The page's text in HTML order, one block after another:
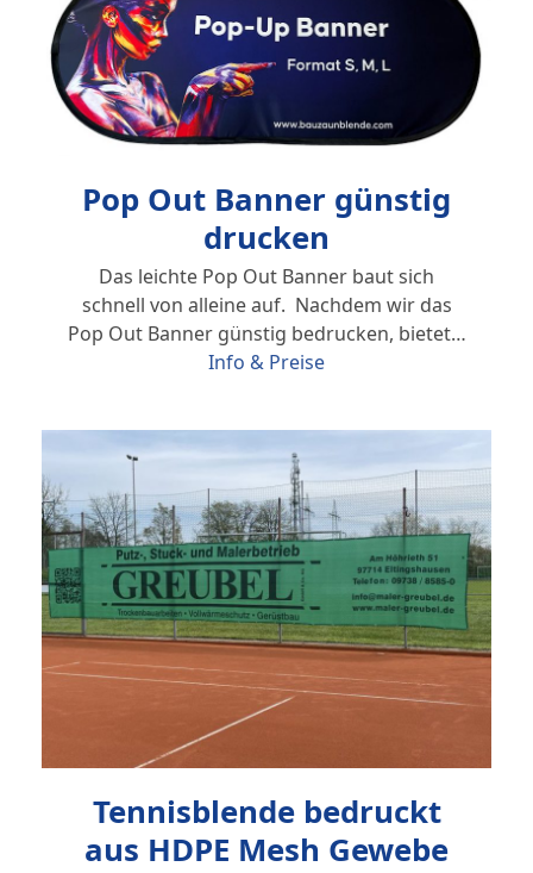
Pop Out Banner günstig
drucken
Das leichte Pop Out Banner baut sich
schnell von alleine auf. Nachdem wir das
Pop Out Banner günstig bedrucken, bietet…
Info & Preise
Tennisblende bedruckt
aus HDPE Mesh Gewebe